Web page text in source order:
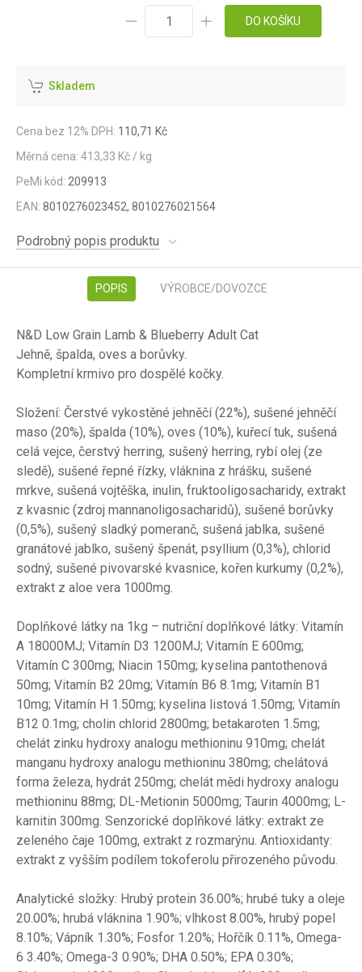
DO KOŠÍKU
Skladem
Cena bez 12% DPH: 110,71 Kč
Měrná cena: 413,33 Kč / kg
PeMi kód: 209913
EAN: 8010276023452, 8010276021564
Podrobný popis produktu
POPIS VÝROBCE/DOVOZCE
N&D Low Grain Lamb & Blueberry Adult Cat
Jehně, špalda, oves a borůvky.
Kompletní krmivo pro dospělé kočky.
Složení: Čerstvé vykostěné jehněčí (22%), sušené jehněčí
maso (20%), špalda (10%), oves (10%), kuřecí tuk, sušená
celá vejce, čerstvý herring, sušený herring, rybí olej (ze
sledě), sušené řepné řízky, vláknina z hrášku, sušené
mrkve, sušená vojtěška, inulin, fruktooligosacharidy, extrakt
z kvasnic (zdroj mannanoligosacharidů), sušené borůvky
(0,5%), sušený sladký pomeranč, sušená jablka, sušené
granátové jablko, sušený špenát, psyllium (0,3%), chlorid
sodný, sušené pivovarské kvasnice, kořen kurkumy (0,2%),
extrakt z aloe vera 1000mg.
Doplňkové látky na 1kg – nutriční doplňkové látky: Vitamín
A 18000MJ; Vitamín D3 1200MJ; Vitamín E 600mg;
Vitamín C 300mg; Niacin 150mg; kyselina pantothenová
50mg; Vitamín B2 20mg; Vitamín B6 8.1mg; Vitamín B1
10mg; Vitamín H 1.50mg; kyselina listová 1.50mg; Vitamín
B12 0.1mg; cholin chlorid 2800mg; betakaroten 1.5mg;
chelát zinku hydroxy analogu methioninu 910mg; chelát
manganu hydroxy analogu methioninu 380mg; chelátová
forma železa, hydrát 250mg; chelát mědi hydroxy analogu
methioninu 88mg; DL-Metionin 5000mg; Taurin 4000mg; L-
karnitin 300mg. Senzorické doplňkové látky: extrakt ze
zeleného čaje 100mg, extrakt z rozmarýnu. Antioxidanty:
extrakt z vyšším podílem tokoferolu přirozeného původu.
Analytické složky: Hrubý protein 36.00%; hrubé tuky a oleje
20.00%; hrubá vláknina 1.90%; vlhkost 8.00%, hrubý popel
8.10%; Vápník 1.30%; Fosfor 1.20%; Hořčík 0.11%, Omega-
6 3.40%; Omega-3 0.90%; DHA 0.50%; EPA 0.30%;